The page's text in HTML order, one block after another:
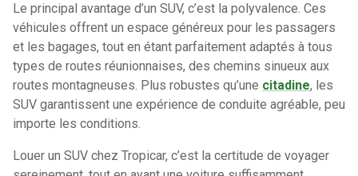
Le principal avantage d’un SUV, c’est la polyvalence. Ces
véhicules offrent un espace généreux pour les passagers
et les bagages, tout en étant parfaitement adaptés à tous
types de routes réunionnaises, des chemins sinueux aux
routes montagneuses. Plus robustes qu’une citadine, les
SUV garantissent une expérience de conduite agréable, peu
importe les conditions.
Louer un SUV chez Tropicar, c’est la certitude de voyager